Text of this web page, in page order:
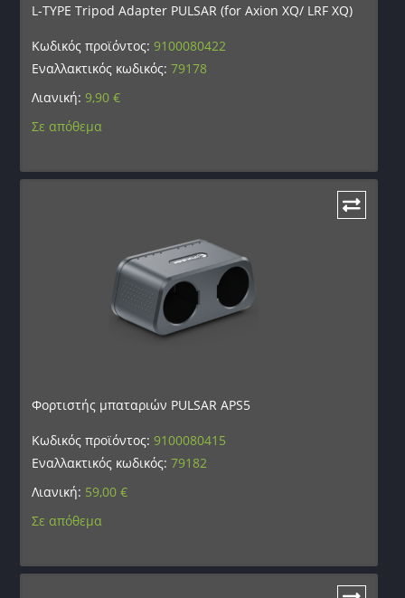
L-TYPE Tripod Adapter PULSAR (for Axion XQ/ LRF XQ)
Κωδικός προϊόντος:9100080422
Εναλλακτικός κωδικός:79178
Λιανική:9,90€
Σε απόθεμα
Φορτιστής μπαταριών PULSAR APS5
Κωδικός προϊόντος:9100080415
Εναλλακτικός κωδικός:79182
Λιανική: 59,00€
Σε απόθεμα